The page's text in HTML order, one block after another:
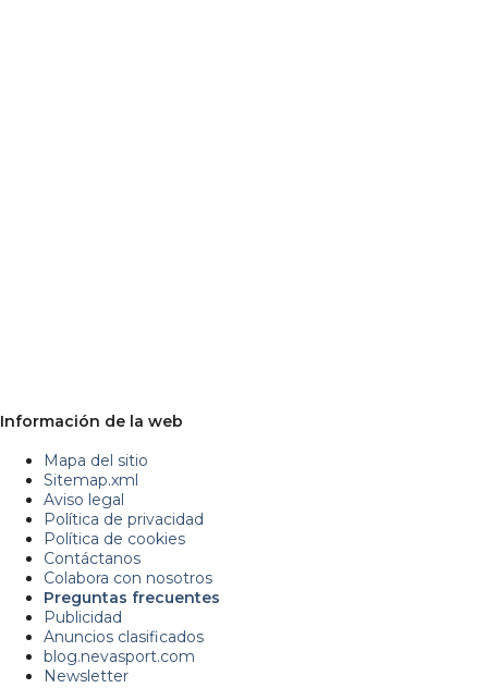
Información de la web
Mapa del sitio
Sitemap.xml
Aviso legal
Política de privacidad
Política de cookies
Contáctanos
Colabora con nosotros
Preguntas frecuentes
Publicidad
Anuncios clasificados
blog.nevasport.com
Newsletter